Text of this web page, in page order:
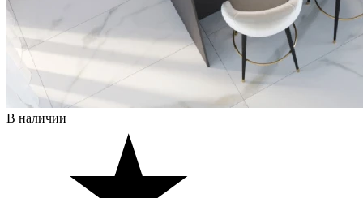
В наличии